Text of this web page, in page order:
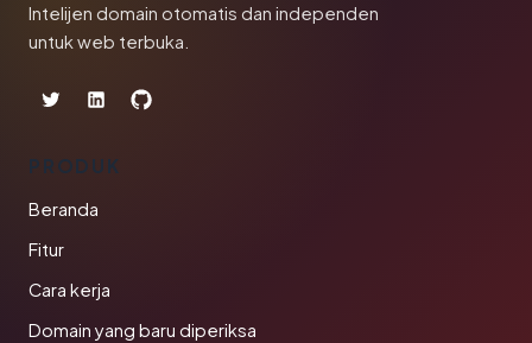
Intelijen domain otomatis dan independen
untuk web terbuka.
PRODUK
Beranda
Fitur
Cara kerja
Domain yang baru diperiksa